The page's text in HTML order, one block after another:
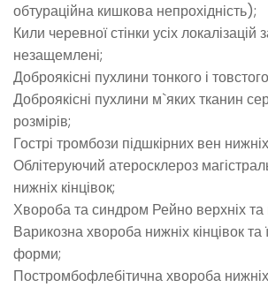
обтураційна кишкова непрохідність);
Кили черевної стінки усіх
незащемлені;
Доброякісні пухлини тонкого і
Доброякісні пухлини м`яких тканин
розмірів;
Гострі тромбози підшкірних вен нижніх
Облітеруючий атеросклероз
нижніх кінцівок;
Хвороба та синдром Рейно верхніх та
Варикозна хвороба нижніх кінцівок та
форми;
Постромбофлебітична хвороба нижніх